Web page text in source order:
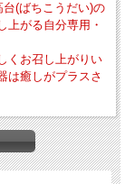
(ばちこうだい)の
上がる自分専用・
くお召し上がりい
は癒しがプラスさ
満水容量-約300cc
ン・冷凍庫の使用は